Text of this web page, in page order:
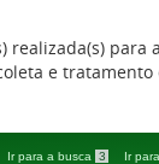
realizada(s)
e
Ir para a busca 3 Ir